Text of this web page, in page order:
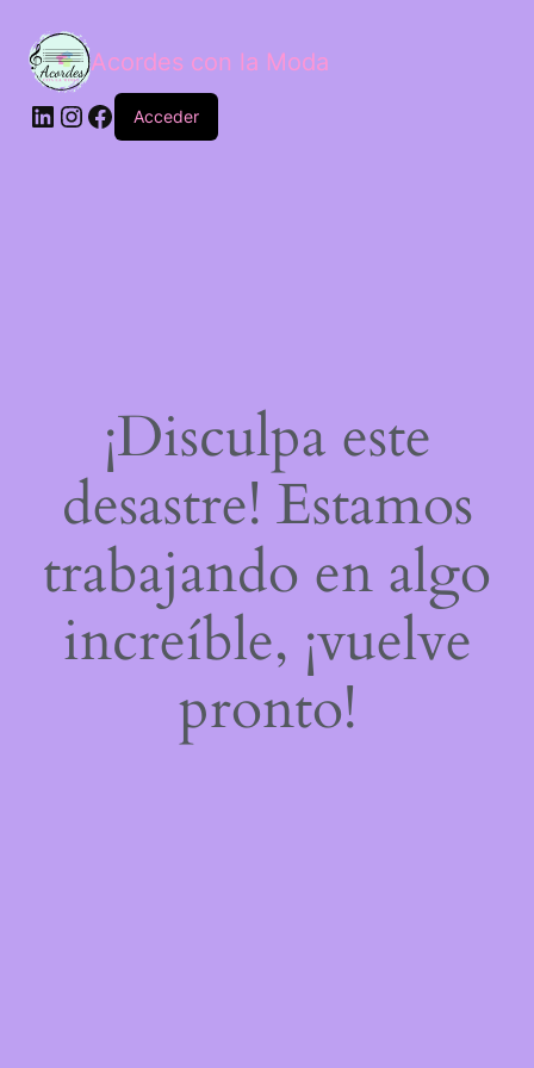
Acordes con la Moda
Acceder
¡Disculpa este
desastre! Estamos
trabajando en algo
increíble, ¡vuelve
pronto!